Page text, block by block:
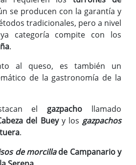
se producen con la garantía y
tradicionales, pero a nivel
categoría compite con los
.
al queso, es también un
de la gastronomía de la
el gazpacho llamado
del Bueyy losgazpachos
.
de morcillade Campanario y